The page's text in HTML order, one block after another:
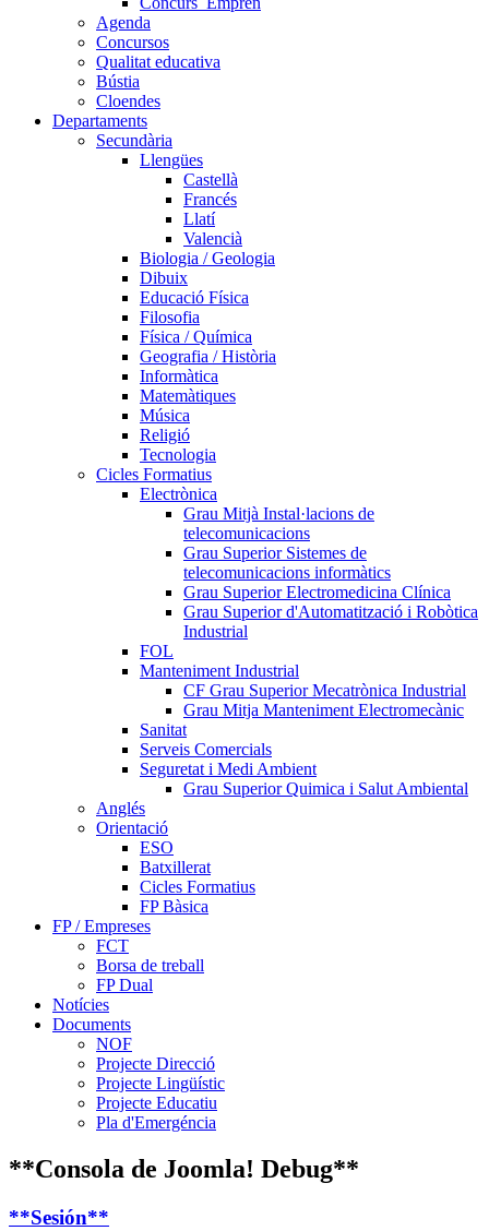
Agenda
Concursos
Qualitat educativa
Bústia
Cloendes
Departaments
Secundària
Llengües
Castellà
Francés
Llatí
Valencià
Biologia / Geologia
Dibuix
Educació Física
Filosofia
Física / Química
Geografia / Història
Informàtica
Matemàtiques
Música
Religió
Tecnologia
Cicles Formatius
Electrònica
Grau Mitjà Instal·lacions de
telecomunicacions
Grau Superior Sistemes de
telecomunicacions informàtics
Grau Superior Electromedicina Clínica
Grau Superior d'Automatització i Robòtica
Industrial
FOL
Manteniment Industrial
CF Grau Superior Mecatrònica Industrial
Grau Mitja Manteniment Electromecànic
Sanitat
Serveis Comercials
Seguretat i Medi Ambient
Grau Superior Quimica i Salut Ambiental
Anglés
Orientació
ESO
Batxillerat
Cicles Formatius
FP Bàsica
FP / Empreses
FCT
Borsa de treball
FP Dual
Notícies
Documents
NOF
Projecte Direcció
Projecte Lingüístic
Projecte Educatiu
Pla d'Emergéncia
**Consola de Joomla! Debug**
**Sesión**